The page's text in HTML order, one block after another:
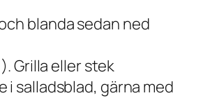
blanda sedan ned
Grilla eller stek
salladsblad, gärna med